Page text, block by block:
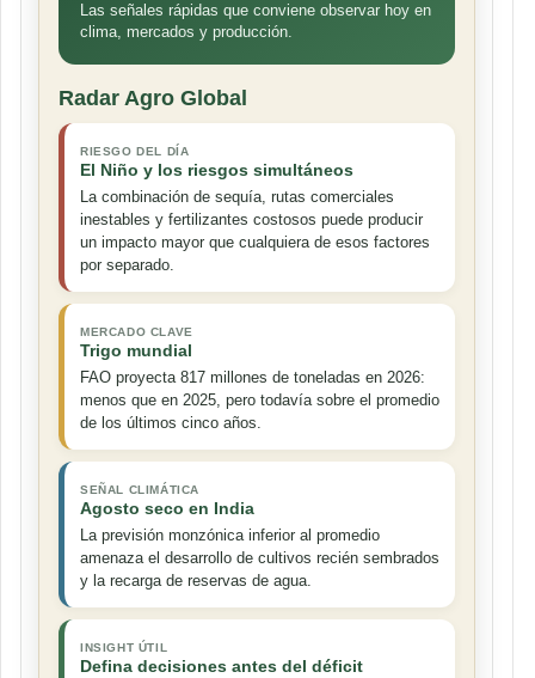
Las señales rápidas que conviene observar hoy en
clima, mercados y producción.
Radar Agro Global
RIESGO DEL DÍA
El Niño y los riesgos simultáneos
La combinación de sequía, rutas comerciales
inestables y fertilizantes costosos puede producir
un impacto mayor que cualquiera de esos factores
por separado.
MERCADO CLAVE
Trigo mundial
FAO proyecta 817 millones de toneladas en 2026:
menos que en 2025, pero todavía sobre el promedio
de los últimos cinco años.
SEÑAL CLIMÁTICA
Agosto seco en India
La previsión monzónica inferior al promedio
amenaza el desarrollo de cultivos recién sembrados
y la recarga de reservas de agua.
INSIGHT ÚTIL
Defina decisiones antes del déficit